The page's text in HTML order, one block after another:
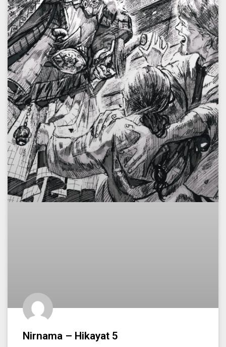
Nirnama – Hikayat 5